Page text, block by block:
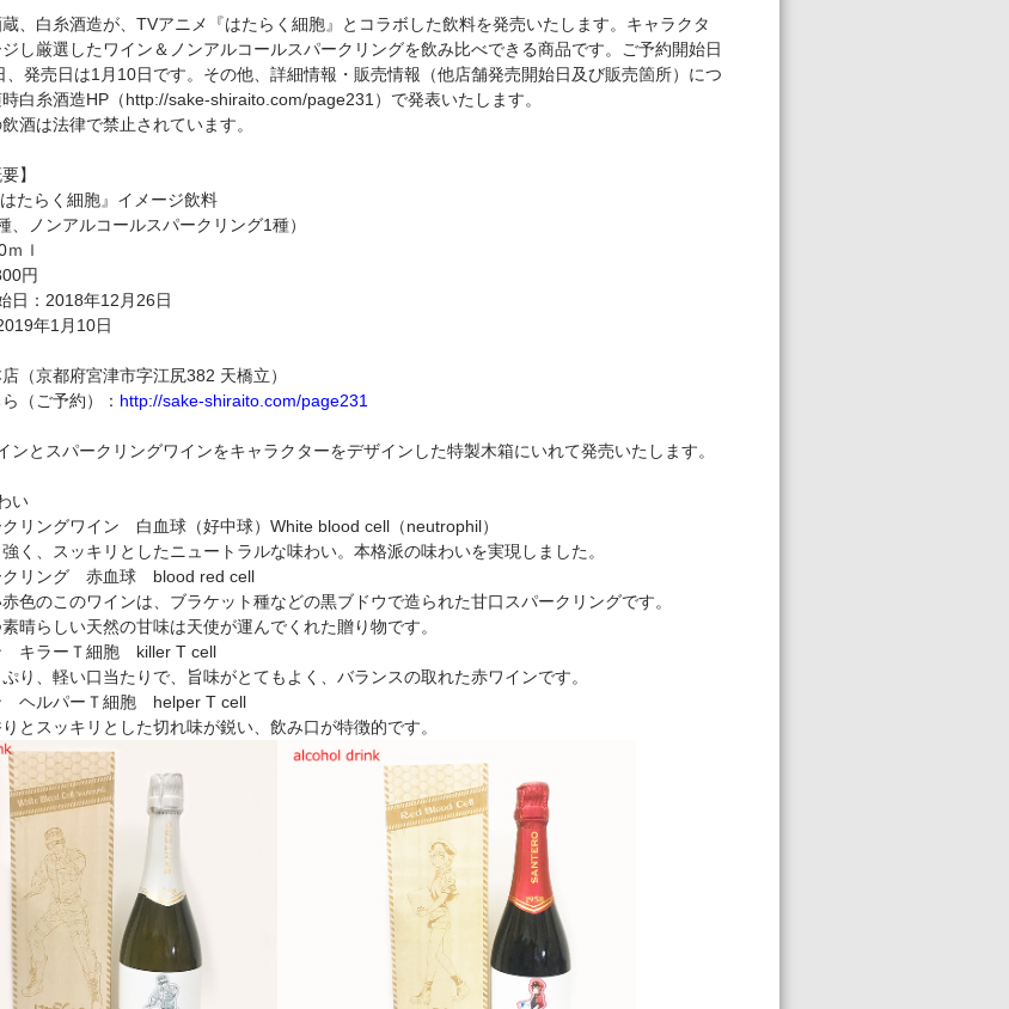
、白糸酒造が、TVアニメ『はたらく細胞』とコラボした飲料を発売いたします。キャラクタ
し厳選したワイン＆ノンアルコールスパークリングを飲み比べできる商品です。ご予約開始日
、発売日は1月10日です。その他、詳細情報・販売情報（他店舗発売開始日及び販売箇所）につ
白糸酒造HP（http://sake-shiraito.com/page231）で発表いたします。
酒は法律で禁止されています。
】
たらく細胞』イメージ飲料
、ノンアルコールスパークリング1種）
ｌ
円
日：2018年12月26日
年1月10日
（京都府宮津市字江尻382 天橋立）
（ご予約）： http://sake-shiraito.com/page231
ンとスパークリングワインをキャラクターをデザインした特製木箱にいれて発売いたします。
い
リングワイン 白血球（好中球）White blood cell（neutrophil）
く、スッキリとしたニュートラルな味わい。本格派の味わいを実現しました。
リング 赤血球 blood red cell
色のこのワインは、ブラケット種などの黒ブドウで造られた甘口スパークリングです。
晴らしい天然の甘味は天使が運んでくれた贈り物です。
キラーＴ細胞 killer T cell
り、軽い口当たりで、旨味がとてもよく、バランスの取れた赤ワインです。
ヘルパーＴ細胞 helper T cell
とスッキリとした切れ味が鋭い、飲み口が特徴的です。